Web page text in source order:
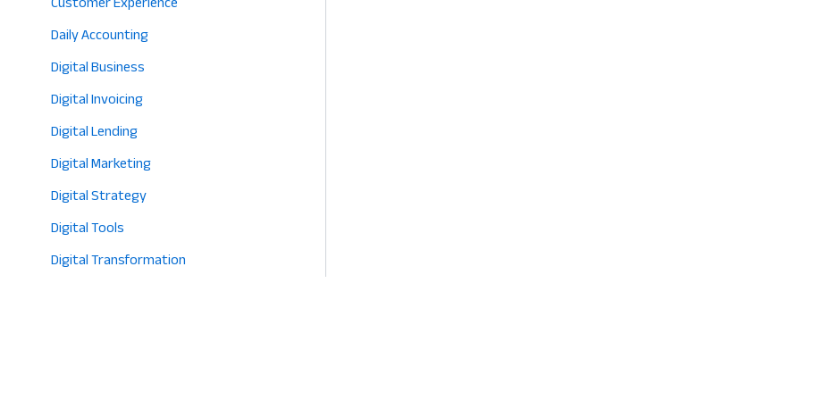
Daily Accounting
Digital Business
Digital Invoicing
Digital Lending
Digital Marketing
Digital Strategy
Digital Tools
Digital Transformation